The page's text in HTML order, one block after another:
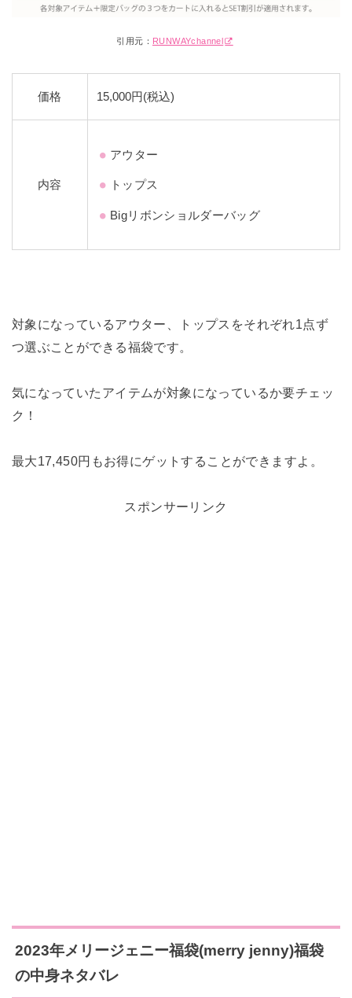
引用元： RUNWAYchannel
価格 15,000円(税込)
内容
アウター
トップス
Bigリボンショルダーバッグ
対象になっているアウター、トップスをそれぞれ1点ず
つ選ぶことができる福袋です。
気になっていたアイテムが対象になっているか要チェッ
ク！
最大17,450円もお得にゲットすることができますよ。
スポンサーリンク
2023年メリージェニー福袋(merry jenny)福袋
の中身ネタバレ